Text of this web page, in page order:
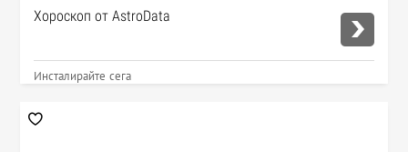
Хороскоп от AstroData
Инсталирайте сега